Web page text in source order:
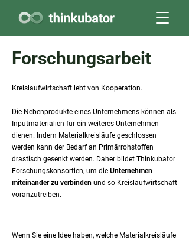
Forschungsarbeit
Kreislaufwirtschaft lebt von Kooperation.
Die Nebenprodukte eines Unternehmens können als
Inputmaterialien für ein weiteres Unternehmen
dienen. Indem Materialkreisläufe geschlossen
werden kann der Bedarf an Primärrohstoffen
drastisch gesenkt werden. Daher bildet Thinkubator
Forschungskonsortien, um die Unternehmen
miteinander zu verbinden und so Kreislaufwirtschaft
voranzutreiben.
Wenn Sie eine Idee haben, welche Materialkreisläufe